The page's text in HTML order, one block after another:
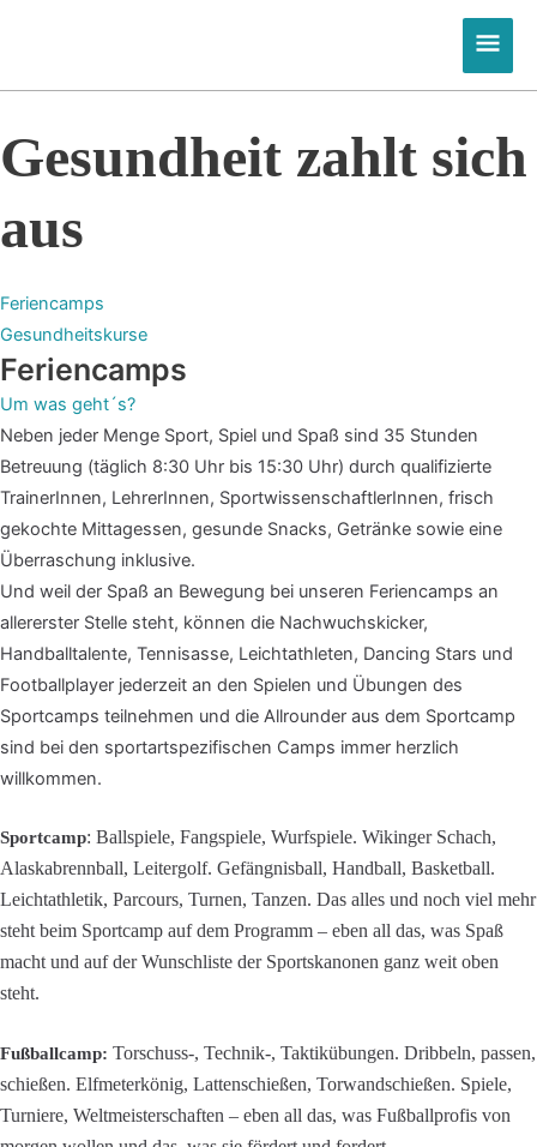
Gesundheit zahlt sich
aus
Feriencamps
Gesundheitskurse
Feriencamps
Um was geht´s?
Neben jeder Menge Sport, Spiel und Spaß sind 35 Stunden
Betreuung (täglich 8:30 Uhr bis 15:30 Uhr) durch qualifizierte
TrainerInnen, LehrerInnen, SportwissenschaftlerInnen, frisch
gekochte Mittagessen, gesunde Snacks, Getränke sowie eine
Überraschung inklusive.
Und weil der Spaß an Bewegung bei unseren Feriencamps an
allererster Stelle steht, können die Nachwuchskicker,
Handballtalente, Tennisasse, Leichtathleten, Dancing Stars und
Footballplayer jederzeit an den Spielen und Übungen des
Sportcamps teilnehmen und die Allrounder aus dem Sportcamp
sind bei den sportartspezifischen Camps immer herzlich
willkommen.
Sportcamp: Ballspiele, Fangspiele, Wurfspiele. Wikinger Schach,
Alaskabrennball, Leitergolf. Gefängnisball, Handball, Basketball.
Leichtathletik, Parcours, Turnen, Tanzen. Das alles und noch viel mehr
steht beim Sportcamp auf dem Programm – eben all das, was Spaß
macht und auf der Wunschliste der Sportskanonen ganz weit oben
steht.
Fußballcamp: Torschuss-, Technik-, Taktikübungen. Dribbeln, passen,
schießen. Elfmeterkönig, Lattenschießen, Torwandschießen. Spiele,
Turniere, Weltmeisterschaften – eben all das, was Fußballprofis von